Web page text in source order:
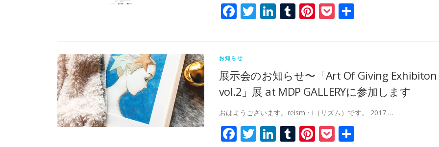
Facebook
Twitter
LinkedIn
Tumblr
Pinterest
Pocket
お知らせ
展示会のお知らせ〜「Art Of Giving Exhibiton
vol.2」展 at MDP GALLERYに参加します
おはようございます。reism・i（リズム）です。 2017 …
Facebook
Twitter
LinkedIn
Tumblr
Pinterest
Pocket